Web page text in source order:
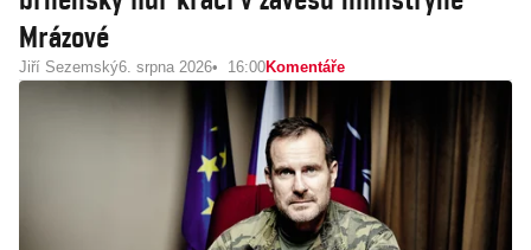
Mrázové
Jiří Sezemský6. srpna 2026 16:00Komentáře